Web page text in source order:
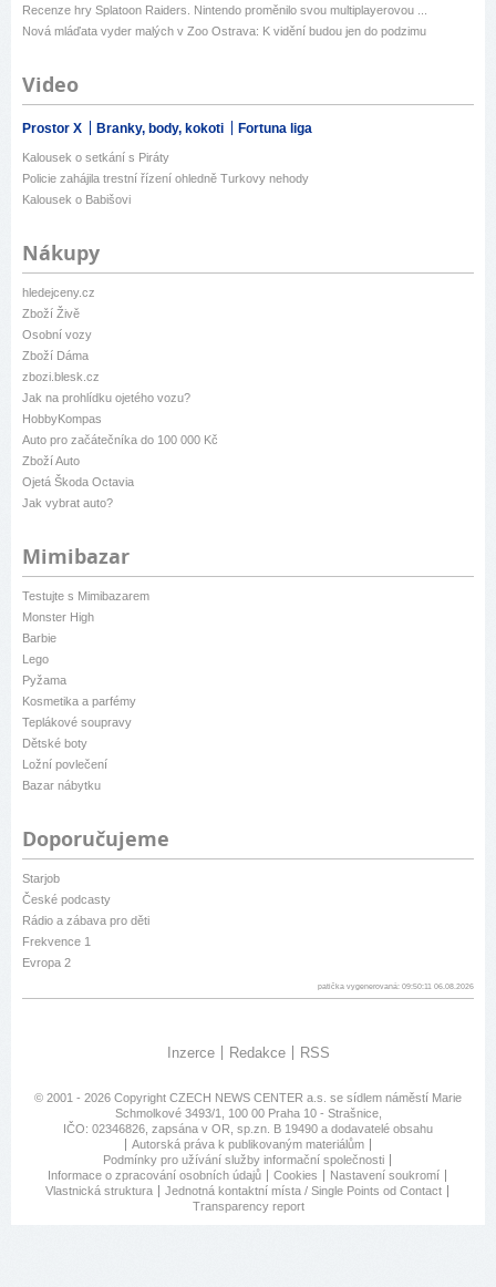
Recenze hry Splatoon Raiders. Nintendo proměnilo svou multiplayerovou ...
Nová mláďata vyder malých v Zoo Ostrava: K vidění budou jen do podzimu
Video
Prostor X Branky, body, kokoti Fortuna liga
Kalousek o setkání s Piráty
Policie zahájila trestní řízení ohledně Turkovy nehody
Kalousek o Babišovi
Nákupy
hledejceny.cz
Zboží Živě
Osobní vozy
Zboží Dáma
zbozi.blesk.cz
Jak na prohlídku ojetého vozu?
HobbyKompas
Auto pro začátečníka do 100 000 Kč
Zboží Auto
Ojetá Škoda Octavia
Jak vybrat auto?
Mimibazar
Testujte s Mimibazarem
Monster High
Barbie
Lego
Pyžama
Kosmetika a parfémy
Teplákové soupravy
Dětské boty
Ložní povlečení
Bazar nábytku
Doporučujeme
Starjob
České podcasty
Rádio a zábava pro děti
Frekvence 1
Evropa 2
patička vygenerovaná: 09:50:11 06.08.2026
Inzerce Redakce RSS
© 2001 - 2026 Copyright CZECH NEWS CENTER a.s. se sídlem náměstí Marie
Schmolkové 3493/1, 100 00 Praha 10 - Strašnice,
IČO: 02346826, zapsána v OR, sp.zn. B 19490 a dodavatelé obsahu
Autorská práva k publikovaným materiálům
Podmínky pro užívání služby informační společnosti
Informace o zpracování osobních údajů
Cookies
Nastavení soukromí
Vlastnická struktura
Jednotná kontaktní místa / Single Points od Contact
Transparency report